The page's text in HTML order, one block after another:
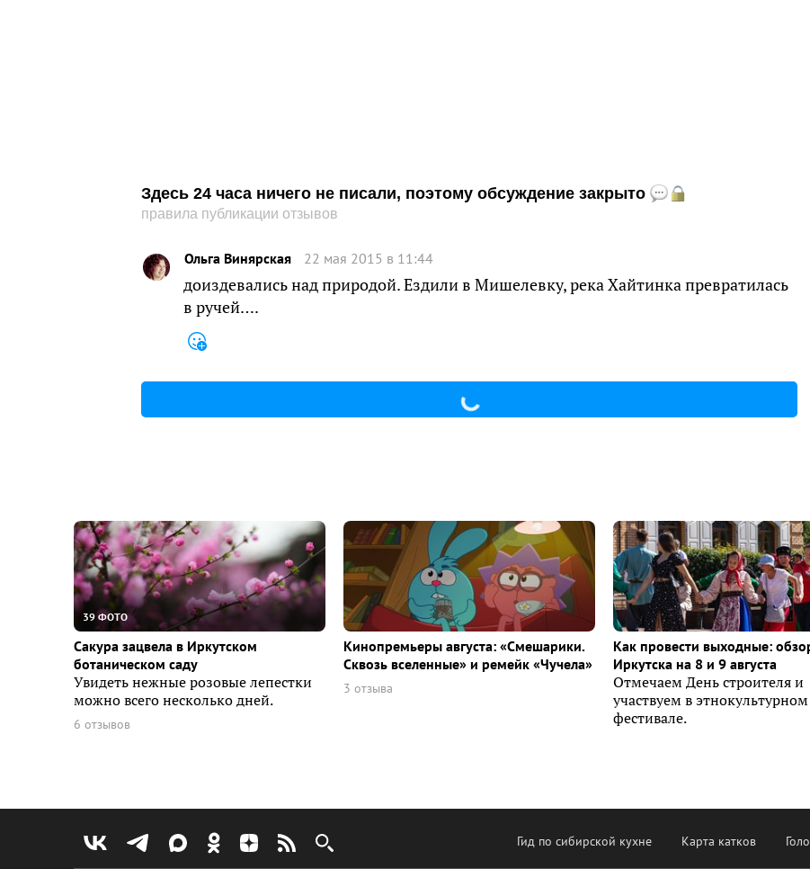
Здесь 24 часа ничего не писали, поэтому обсуждение закрыто
правила публикации отзывов
Ольга Винярская 22 мая 2015 в 11:44
доиздевались над природой. Ездили в Мишелевку, река Хайтинка превратилась
в ручей….
39 ФОТО
Сакура зацвела в Иркутском
ботаническом саду
Увидеть нежные розовые лепестки
можно всего несколько дней.
6 отзывов
Кинопремьеры августа: «Смешарики.
Сквозь вселенные» и ремейк «Чучела»
3 отзыва
Как провести выходные:
Иркутска на 8 и 9 августа
Отмечаем День строителя и
участвуем в этнокультурном
фестивале.
Гид по сибирской кухне Карта катков